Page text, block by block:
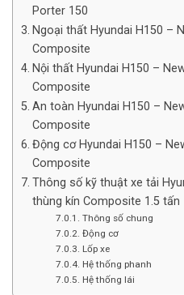
Porter 150
Ngoại thất Hyundai H150 –
Composite
Nội thất Hyundai H150 –
Composite
An toàn Hyundai H150 –
Composite
Động cơ Hyundai H150 –
Composite
Thông số kỹ thuật xe tải
thùng kín Composite 1.5 tấn
Thông số chung
Động cơ
Lốp xe
Hệ thống phanh
Hệ thống lái